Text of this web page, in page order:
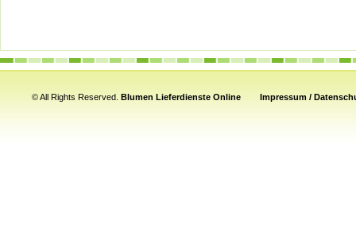
© All Rights Reserved. Blumen Lieferdienste Online Impressum /